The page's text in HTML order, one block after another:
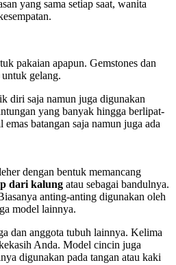
yang sama setiap saat, wanita
pakaian apapun. Gemstones dan
gelang.
diri saja namun juga digunakan
yang banyak hingga berlipat-
batangan saja namun juga ada
dengan bentuk memancang
dari kalung atau sebagai bandulnya.
anting-anting digunakan oleh
model lainnya.
dan anggota tubuh lainnya. Kelima
Anda. Model cincin juga
digunakan pada tangan atau kaki